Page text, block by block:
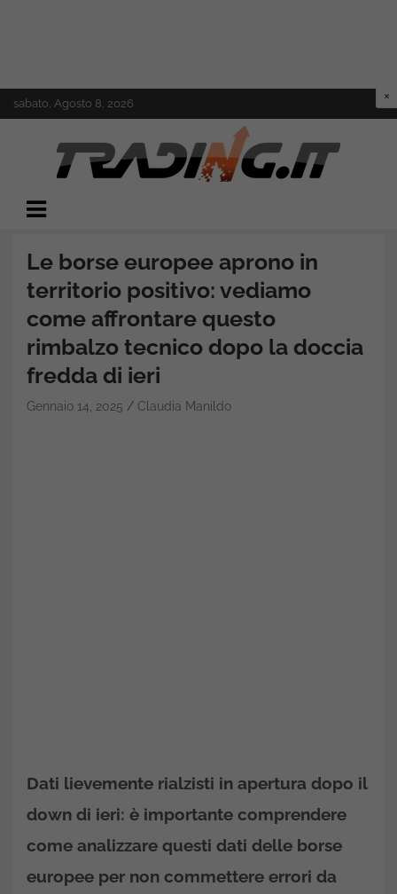
to
sabato, Agosto 8, 2026
Trading.it
Le borse europee aprono in
territorio positivo: vediamo
come affrontare questo
rimbalzo tecnico dopo la doccia
fredda di ieri
Gennaio 14, 2025 Claudia Manildo
Dati lievemente rialzisti in apertura dopo il
down di ieri: è importante comprendere
come analizzare questi dati delle borse
europee per non commettere errori da